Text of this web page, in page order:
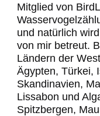
Mitglied von
und natürlich
von mir betreut.
Ländern der
Ägypten, Türkei,
Skandinavien,
Lissabon und
Spitzbergen,